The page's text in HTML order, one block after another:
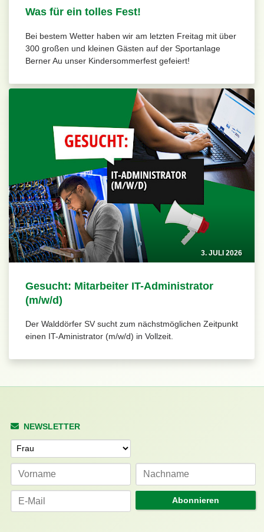
Was für ein tolles Fest!
Bei bestem Wetter haben wir am letzten Freitag mit über
300 großen und kleinen Gästen auf der Sportanlage
Berner Au unser Kindersommerfest gefeiert!
3. JULI 2026
Gesucht: Mitarbeiter IT-Administrator
(m/w/d)
Der Walddörfer SV sucht zum nächstmöglichen Zeitpunkt
einen IT-Aministrator (m/w/d) in Vollzeit.
NEWSLETTER
Anrede
Abonnieren